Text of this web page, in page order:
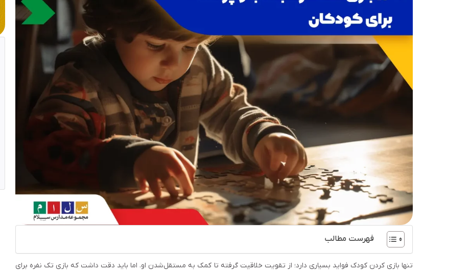
فهرست مطالب
تنها بازی کردن کودک فواید بسیاری دارد؛ از تقویت خلاقیت گرفته تا کمک به مستقل‌شدن او. اما باید دقت داشت که بازی تک نفره برای